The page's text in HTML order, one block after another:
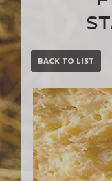
BACK TO LIST